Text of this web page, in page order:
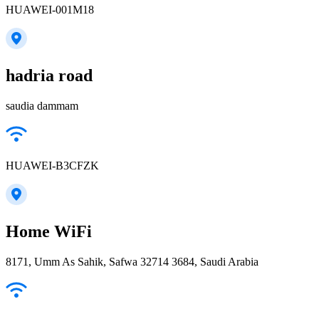
HUAWEI-001M18
hadria road
saudia dammam
HUAWEI-B3CFZK
Home WiFi
8171, Umm As Sahik, Safwa 32714 3684, Saudi Arabia